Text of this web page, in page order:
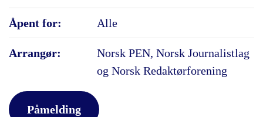
Åpent for: Alle
Arrangør:
Norsk PEN, Norsk Journalistlag
og Norsk Redaktørforening
Påmelding